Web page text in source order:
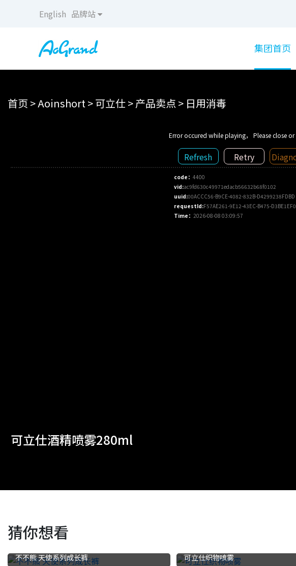
English 品牌站
集团首页
首页 >Aoinshort>可立仕>产品卖点 > 日用消毒
Error occured while playing， Please close or
Refresh Retry
code：4400
vid:ac9fd630c49971edacb56632b68f0102
uuid:00ACCC56-B9CE-4082-832B-D4299238FDBD
requestId:F57AE261-9E12-43EC-B475-
Time：2026-08-08 03:09:57
可立仕酒精喷雾280ml
猜你想看
不不熊 天使系列成长裤 可立仕织物喷雾